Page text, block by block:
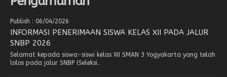
Publish : 06/04/2026
INFORMASI PENERIMAAN SISWA KELAS XII PADA JALUR
SNBP 2026
Selamat kepada siswa-siswi kelas XII SMAN 3 Yogyakarta yang telah
lolos pada jalur SNBP (Seleksi..